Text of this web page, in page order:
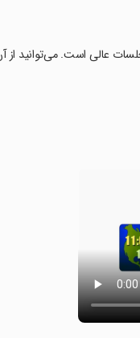
عالی است. می‌توانید از